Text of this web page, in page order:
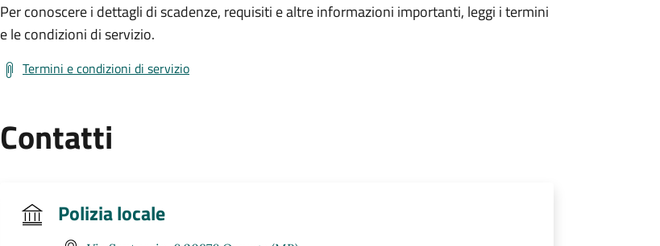
Per conoscere i dettagli di scadenze, requisiti e altre informazioni importanti, leggi i termini
e le condizioni di servizio.
Termini e condizioni di servizio
Contatti
Polizia locale